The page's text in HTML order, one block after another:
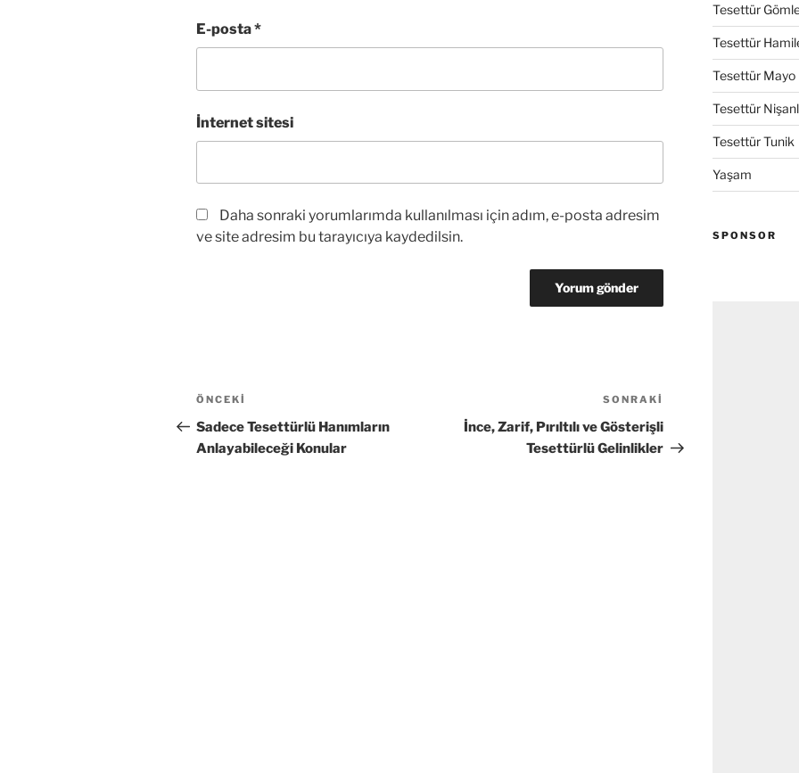
E-posta*
İnternet sitesi
Daha sonraki yorumlarımda kullanılması için adım, e-posta adresim
ve site adresim bu tarayıcıya kaydedilsin.
Yazı
gezinmesi
Önceki
Yazı
ÖNCEKI
Sadece Tesettürlü Hanımların
Anlayabileceği Konular
Yazı
SONRAKI
İnce, Zarif, Pırıltılı ve Gösterişli
Tesettürlü Gelinlikler
Tesettür
Tesettür
Tesettür Mayo
Tesettür
Tesettür Tunik
Yaşam
SPONSOR